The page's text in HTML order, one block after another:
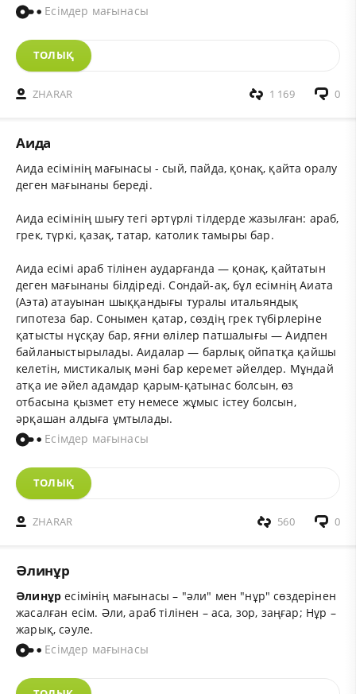
Есімдер мағынасы
ТОЛЫҚ
ZHARAR 0
1 169
Аида
Аида есімінің мағынасы - сый, пайда, қонақ, қайта оралу
деген мағынаны береді.
Аида есімінің шығу тегі әртүрлі тілдерде жазылған: араб,
грек, түркі, қазақ, татар, католик тамыры бар.
Аида есімі араб тілінен аударғанда — қонақ, қайтатын
деген мағынаны білдіреді. Сондай-ақ, бұл есімнің Аиата
(Аэта) атауынан шыққандығы туралы итальяндық
гипотеза бар. Сонымен қатар, сөздің грек түбірлеріне
қатысты нұсқау бар, яғни өлілер патшалығы — Аидпен
байланыстырылады. Аидалар — барлық ойпатқа қайшы
келетін, мистикалық мәні бар керемет әйелдер. Мұндай
атқа ие әйел адамдар қарым-қатынас болсын, өз
отбасына қызмет ету немесе жұмыс істеу болсын,
әрқашан алдыға ұмтылады.
Есімдер мағынасы
ТОЛЫҚ
ZHARAR 0
560
Әлинұр
Әлинұр есімінің мағынасы – "әли" мен "нұр" сөздерінен
жасалған есім. Әли, араб тілінен – аса, зор, заңғар; Нұр –
жарық, сәуле.
Есімдер мағынасы